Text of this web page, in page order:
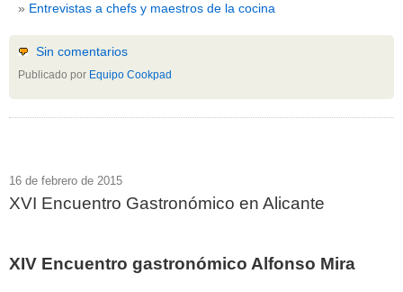
Entrevistas a chefs y maestros de la cocina
Sin comentarios
Publicado por Equipo Cookpad
16 de febrero de 2015
XVI Encuentro Gastronómico en Alicante
XIV Encuentro gastronómico Alfonso Mira